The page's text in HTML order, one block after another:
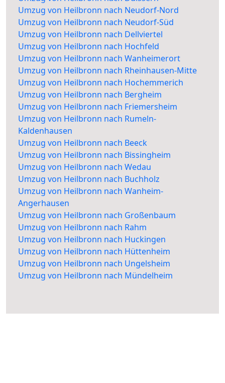
Umzug von Heilbronn nach Neudorf-Nord
Umzug von Heilbronn nach Neudorf-Süd
Umzug von Heilbronn nach Dellviertel
Umzug von Heilbronn nach Hochfeld
Umzug von Heilbronn nach Wanheimerort
Umzug von Heilbronn nach Rheinhausen-Mitte
Umzug von Heilbronn nach Hochemmerich
Umzug von Heilbronn nach Bergheim
Umzug von Heilbronn nach Friemersheim
Umzug von Heilbronn nach Rumeln-
Kaldenhausen
Umzug von Heilbronn nach Beeck
Umzug von Heilbronn nach Bissingheim
Umzug von Heilbronn nach Wedau
Umzug von Heilbronn nach Buchholz
Umzug von Heilbronn nach Wanheim-
Angerhausen
Umzug von Heilbronn nach Großenbaum
Umzug von Heilbronn nach Rahm
Umzug von Heilbronn nach Huckingen
Umzug von Heilbronn nach Hüttenheim
Umzug von Heilbronn nach Ungelsheim
Umzug von Heilbronn nach Mündelheim